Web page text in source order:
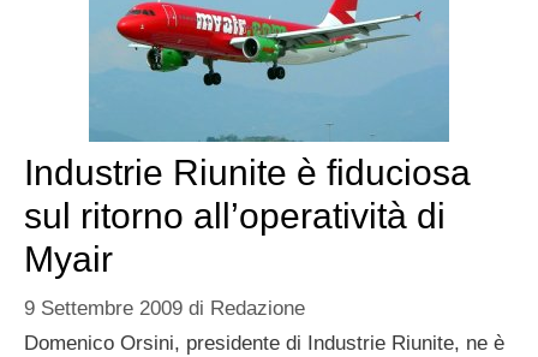
Industrie Riunite è fiduciosa
sul ritorno all’operatività di
Myair
9 Settembre 2009 di Redazione
Domenico Orsini, presidente di Industrie Riunite, ne è